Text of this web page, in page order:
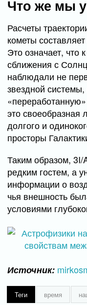
Что же мы
Расчеты
кометы
Это означает, что
сближения с
наблюдали не
звездной
это своеобразная
долгого и
просторы
Таким образом, 3I/
редким гостем, а
информации о
чья внешность
условиями
Источник:
Теги время